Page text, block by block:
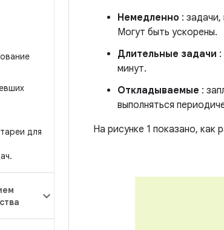
для
.
Немедленно :
Могут быть ускорены.
Длительные задачи
минут.
Откладываемые :
выполняться
На рисунке 1 показано, как